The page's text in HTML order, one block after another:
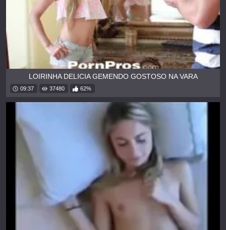
LOIRINHA DELICIA GEMENDO GOSTOSO NA VARA
09:37 37480 62%